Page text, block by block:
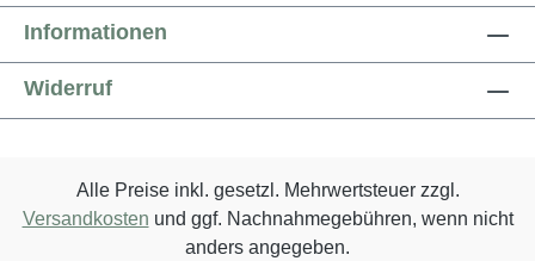
Informationen
Widerruf
Alle Preise inkl. gesetzl. Mehrwertsteuer zzgl.
Versandkosten und ggf. Nachnahmegebühren, wenn nicht
anders angegeben.